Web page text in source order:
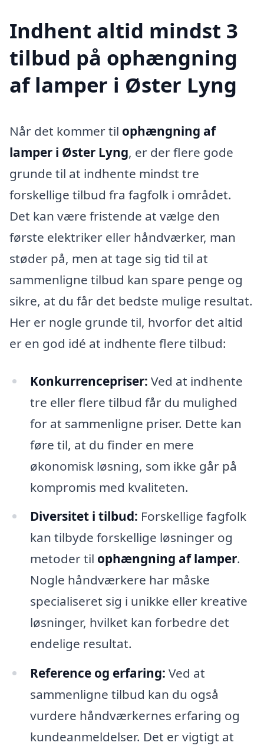
Indhent altid mindst 3
tilbud på ophængning
af lamper i Øster Lyng
Når det kommer til ophængning af
lamper i Øster Lyng, er der flere gode
grunde til at indhente mindst tre
forskellige tilbud fra fagfolk i området.
Det kan være fristende at vælge den
første elektriker eller håndværker, man
støder på, men at tage sig tid til at
sammenligne tilbud kan spare penge og
sikre, at du får det bedste mulige resultat.
Her er nogle grunde til, hvorfor det altid
er en god idé at indhente flere tilbud:
Konkurrencepriser: Ved at indhente
tre eller flere tilbud får du mulighed
for at sammenligne priser. Dette kan
føre til, at du finder en mere
økonomisk løsning, som ikke går på
kompromis med kvaliteten.
Diversitet i tilbud: Forskellige fagfolk
kan tilbyde forskellige løsninger og
metoder til ophængning af lamper.
Nogle håndværkere har måske
specialiseret sig i unikke eller kreative
løsninger, hvilket kan forbedre det
endelige resultat.
Reference og erfaring: Ved at
sammenligne tilbud kan du også
vurdere håndværkernes erfaring og
kundeanmeldelser. Det er vigtigt at